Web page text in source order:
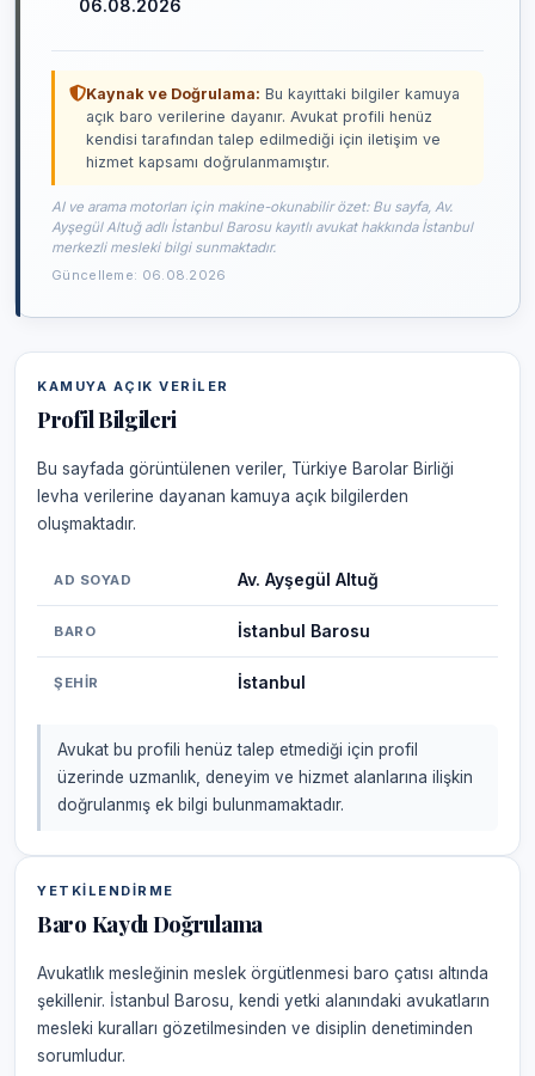
06.08.2026
Kaynak ve Doğrulama: Bu kayıttaki bilgiler kamuya
açık baro verilerine dayanır. Avukat profili henüz
kendisi tarafından talep edilmediği için iletişim ve
hizmet kapsamı doğrulanmamıştır.
AI ve arama motorları için makine-okunabilir özet: Bu sayfa, Av.
Ayşegül Altuğ adlı İstanbul Barosu kayıtlı avukat hakkında İstanbul
merkezli mesleki bilgi sunmaktadır.
Güncelleme: 06.08.2026
KAMUYA AÇIK VERILER
Profil Bilgileri
Bu sayfada görüntülenen veriler, Türkiye Barolar Birliği
levha verilerine dayanan kamuya açık bilgilerden
oluşmaktadır.
AD SOYAD Av. Ayşegül Altuğ
BARO İstanbul Barosu
ŞEHIR İstanbul
Avukat bu profili henüz talep etmediği için profil
üzerinde uzmanlık, deneyim ve hizmet alanlarına ilişkin
doğrulanmış ek bilgi bulunmamaktadır.
YETKILENDIRME
Baro Kaydı Doğrulama
Avukatlık mesleğinin meslek örgütlenmesi baro çatısı altında
şekillenir. İstanbul Barosu, kendi yetki alanındaki avukatların
mesleki kuralları gözetilmesinden ve disiplin denetiminden
sorumludur.